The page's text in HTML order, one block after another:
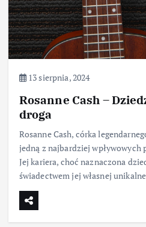
13 sierpnia, 2024
Rosanne Cash –
droga
Rosanne Cash, córka
jedną z najbardziej wpływowych
Jej kariera, choć naznaczona
świadectwem jej własnej